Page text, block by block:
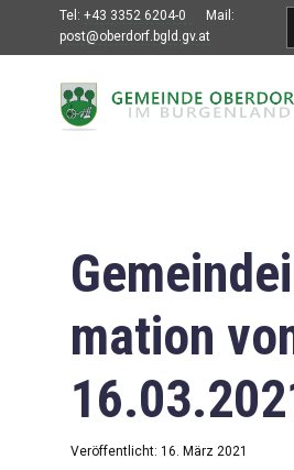
Tel: +43 3352 6204-0
Mail:
post@oberdorf.bgld.gv.at
Willkommen
Gemeindeamt
Gemeinderat
Bildung
Vereine
mation
Veröffentlicht: 16. März 2021